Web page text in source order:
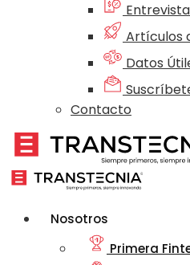
Artículos
Datos
Contacto
Nosotros
Primera